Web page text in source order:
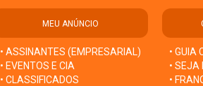
MEU ANÚNCIO
• ASSINANTES (EMPRESARIAL)
• EVENTOS E CIA
• CLASSIFICADOS
• GUIA
• SEJA
•